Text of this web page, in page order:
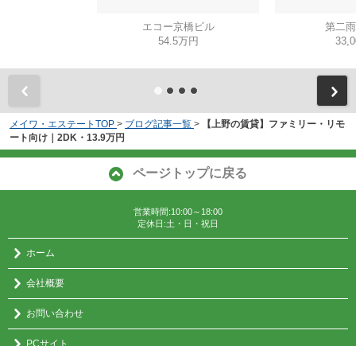
エコー京橋ビル
54.5万円
第二
メイワ・エステートTOP > ブログ記事一覧 >
【上野の賃貸】ファミリー・リモ
ート向け｜2DK・13.9万円
ページトップに戻る
営業時間:10:00～18:00
定休日:土・日・祝日
ホーム
会社概要
お問い合わせ